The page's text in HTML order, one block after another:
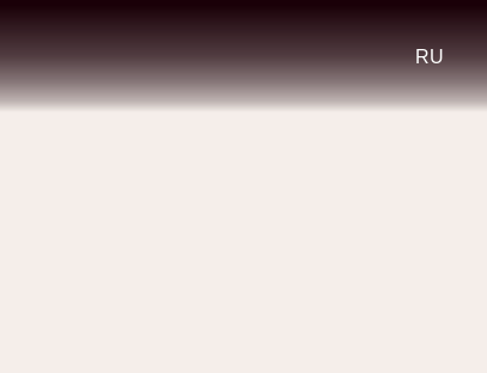
Select
your